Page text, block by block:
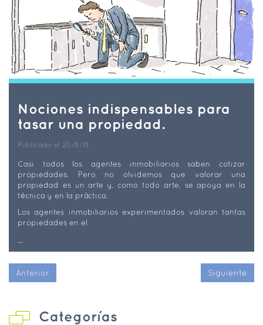
Nociones indispensables para
tasar una propiedad.
Publicado el 20/8/18
Casi todos los agentes inmobiliarios saben cotizar
propiedades. Pero no olvidemos que valorar una
propiedad es un arte y, como todo arte, se apoya en la
técnica y en la práctica.
Los agentes inmobiliarios experimentados valoran tantas
propiedades en el
...
Anterior Siguiente
Categorías